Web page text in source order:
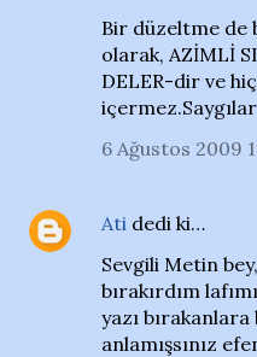
Bir düzeltme de
olarak, AZİMLİ
DELER-dir ve
6 Ağustos 2009
Ati dedi ki…
Sevgili Metin
bırakırdım
yazı
anlamışsınız